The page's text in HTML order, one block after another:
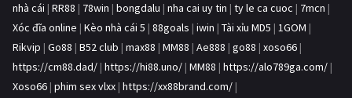
nhà cái | RR88 | 78win | bongdalu | nha cai uy tin | ty le ca cuoc | 7mcn |
Xóc đĩa online | Kèo nhà cái 5 | 88goals | iwin | Tài xỉu MD5 | 1GOM |
Rikvip | Go88 | B52 club | max88 | MM88 | Ae888 | go88 | xoso66 |
https://cm88.dad/ | https://hi88.uno/ | MM88 | https://alo789ga.com/ |
Xoso66 | phim sex vlxx | https://xx88brand.com/ |